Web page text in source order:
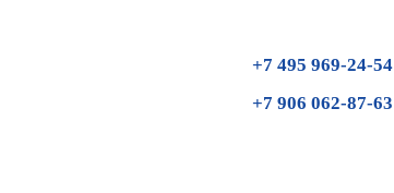
+7 495 969-24-54
+7 906 062-87-63